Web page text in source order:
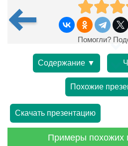
Помогли?
Содержание ▼
Похожие
Скачать презентацию
Примеры похожих